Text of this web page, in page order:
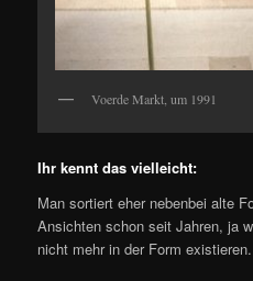
Voerde Markt, um 1991
Ihr kennt das vielleicht:
Man sortiert eher nebenbei alte
Ansichten schon seit Jahren, ja
nicht mehr in der Form existieren.